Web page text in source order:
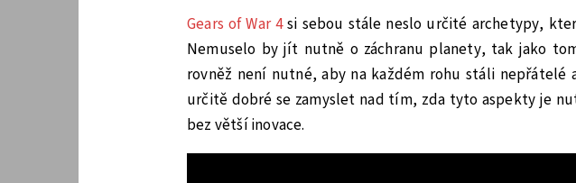
Gears of War 4si sebou stále neslo určité archetypy,
Nemuselo by jít nutně o záchranu planety, tak jako
rovněž není nutné, aby na každém rohu stáli nepřátelé
určitě dobré se zamyslet nad tím, zda tyto aspekty je
bez větší inovace.